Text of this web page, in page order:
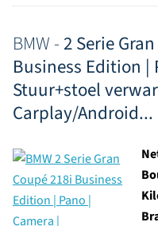
BMW - 2 Serie
Business Edition |
Stuur+stoel
Carplay/Android...